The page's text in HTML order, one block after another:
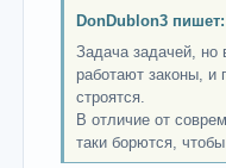
DonDublon3 пишет:
Задача задачей, но
работают законы, и
строятся.
В отличие от
таки борются,